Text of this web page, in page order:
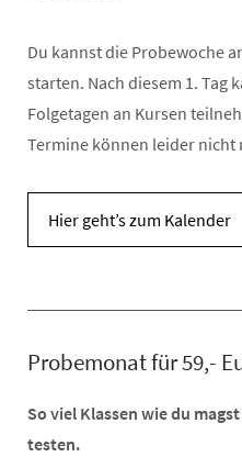
Du kannst die Probewoche
starten. Nach diesem 1. Tag
Folgetagen an Kursen
Termine können leider nicht
Hier geht’s zum Kalender
Probemonat für 59,-
So viel Klassen wie du
testen.